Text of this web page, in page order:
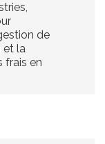
de
et la
frais en